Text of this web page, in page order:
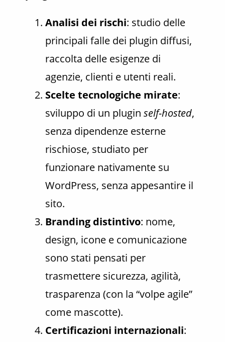
Analisi dei rischi: studio delle
principali falle dei plugin diffusi,
raccolta delle esigenze di
agenzie, clienti e utenti reali.
Scelte tecnologiche mirate:
sviluppo di un plugin self-hosted,
senza dipendenze esterne
rischiose, studiato per
funzionare nativamente su
WordPress, senza appesantire il
sito.
Branding distintivo: nome,
design, icone e comunicazione
sono stati pensati per
trasmettere sicurezza, agilità,
trasparenza (con la “volpe agile”
come mascotte).
Certificazioni internazionali: